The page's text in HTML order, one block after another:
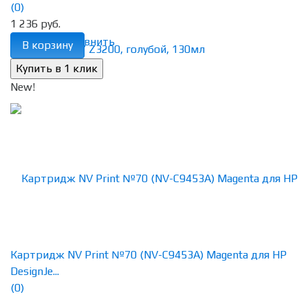
избранное сравнить
(0)
1 236 руб.
В корзину
New!
Картридж NV Print №70 (NV-C9453A) Magenta для HP
DesignJe...
(0)